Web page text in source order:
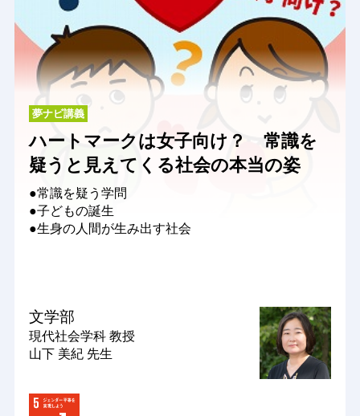
夢ナビ講義
ハートマークは女子向け？ 常識を
疑うと見えてくる社会の本当の姿
●常識を疑う学問
●子どもの誕生
●生身の人間が生み出す社会
文学部
現代社会学科 教授
山下 美紀 先生